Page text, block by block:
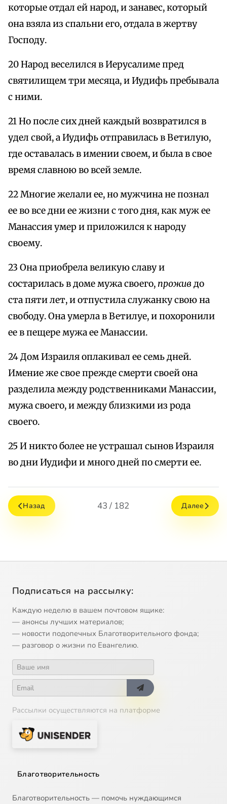
которые отдал ей народ, и занавес, который
она взяла из спальни его, отдала в жертву
Господу.
20 Народ веселился в Иерусалиме пред
святилищем три месяца, и Иудифь пребывала
с ними.
21 Но после сих дней каждый возвратился в
удел свой, а Иудифь отправилась в Ветилую,
где оставалась в имении своем, и была в свое
время славною во всей земле.
22 Многие желали ее, но мужчина не познал
ее во все дни ее жизни с того дня, как муж ее
Манассия умер и приложился к народу
своему.
23 Она приобрела великую славу и
состарилась в доме мужа своего, прожив до
ста пяти лет, и отпустила служанку свою на
свободу. Она умерла в Ветилуе, и похоронили
ее в пещере мужа ее Манассии.
24 Дом Израиля оплакивал ее семь дней.
Имение же свое прежде смерти своей она
разделила между родственниками Манассии,
мужа своего, и между близкими из рода
своего.
25 И никто более не устрашал сынов Израиля
во дни Иудифи и много дней по смерти ее.
Назад 43 / 182 Далее
Подписаться на рассылку:
Каждую неделю в вашем почтовом ящике:
— анонсы лучших материалов;
— новости подопечных Благотворительного фонда;
— разговор о жизни по Евангелию.
Рассылки осуществляются на платформе
Благотворительность
Благотворительность — помочь нуждающимся